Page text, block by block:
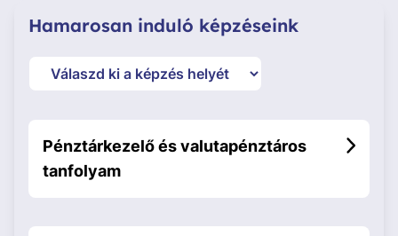
Hamarosan induló képzéseink
Pénztárkezelő és valutapénztáros
tanfolyam